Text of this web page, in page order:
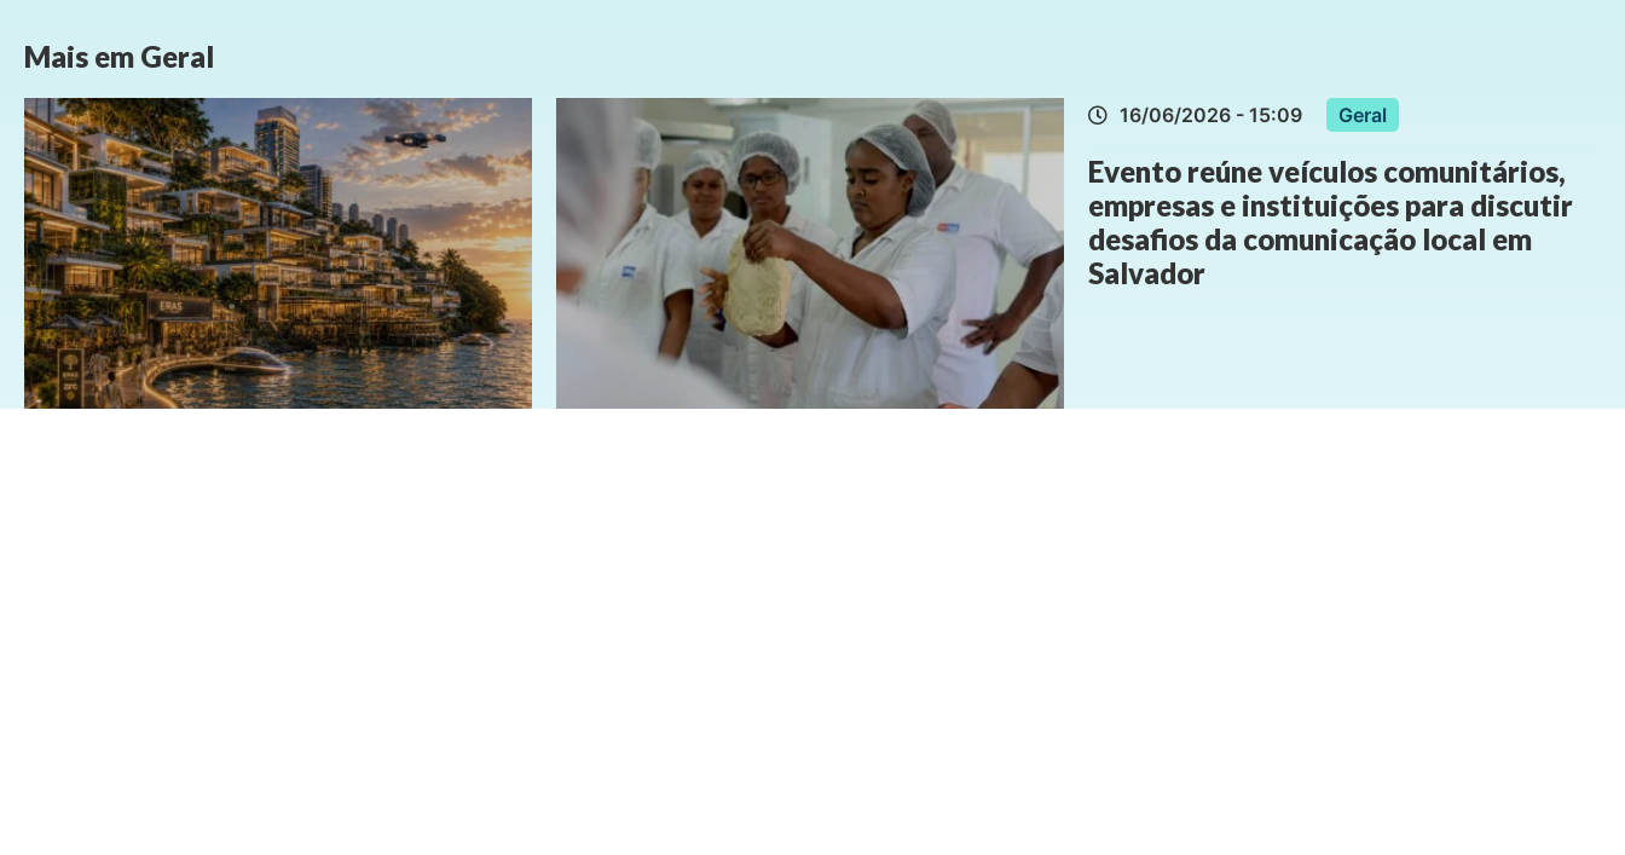
Mais em Geral
16/06/2026 - 15:09 Geral
Evento reúne veículos comunitários,
empresas e instituições para discutir
desafios da comunicação local em
Salvador